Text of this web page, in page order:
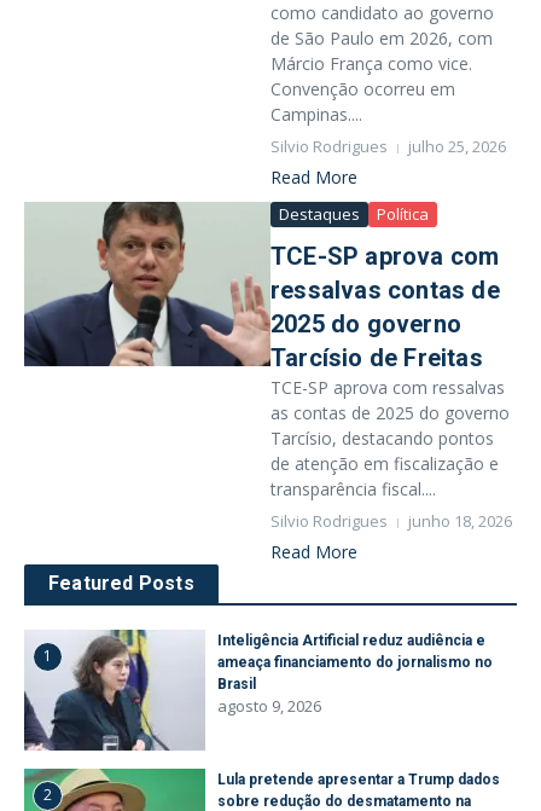
como candidato ao governo
de São Paulo em 2026, com
Márcio França como vice.
Convenção ocorreu em
Campinas....
Silvio Rodrigues julho 25, 2026
Read More
Destaques Política
TCE-SP aprova com
ressalvas contas de
2025 do governo
Tarcísio de Freitas
TCE-SP aprova com ressalvas
as contas de 2025 do governo
Tarcísio, destacando pontos
de atenção em fiscalização e
transparência fiscal....
Silvio Rodrigues junho 18, 2026
Read More
Featured Posts
1
Inteligência Artificial reduz audiência e
ameaça financiamento do jornalismo no
Brasil
agosto 9, 2026
2
Lula pretende apresentar a Trump dados
sobre redução do desmatamento na